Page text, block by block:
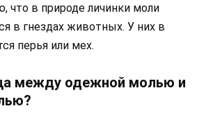
что в природе личинки моли
в гнездах животных. У них в
перья или мех.
между одежной молью и